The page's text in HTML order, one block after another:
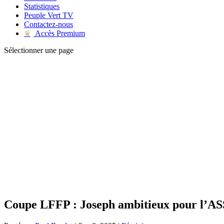
Statistiques
Peuple Vert TV
Contactez-nous
♛
Accès Premium
Sélectionner une page
Coupe LFFP : Joseph ambitieux pour